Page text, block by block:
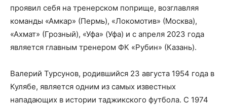
проявил себя на тренерском поприще, возглавляя
команды «Амкар» (Пермь), «Локомотив» (Москва),
«Ахмат» (Грозный), «Уфа» (Уфа) и с апреля 2023 года
является главным тренером ФК «Рубин» (Казань).
Валерий Турсунов, родившийся 23 августа 1954 года в
Кулябе, является одним из самых известных
нападающих в истории таджикского футбола. С 1974